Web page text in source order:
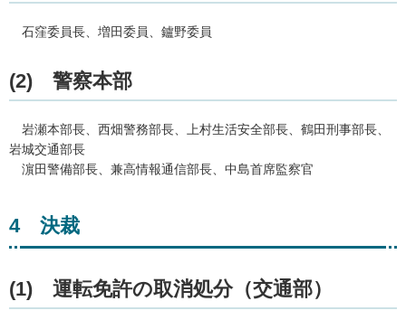
石窪委員長、増田委員、鑪野委員
(2) 警察本部
岩瀬本部長、西畑警務部長、上村生活安全部長、鶴田刑事部長、
岩城交通部長
濵田警備部長、兼高情報通信部長、中島首席監察官
4 決裁
(1) 運転免許の取消処分（交通部）